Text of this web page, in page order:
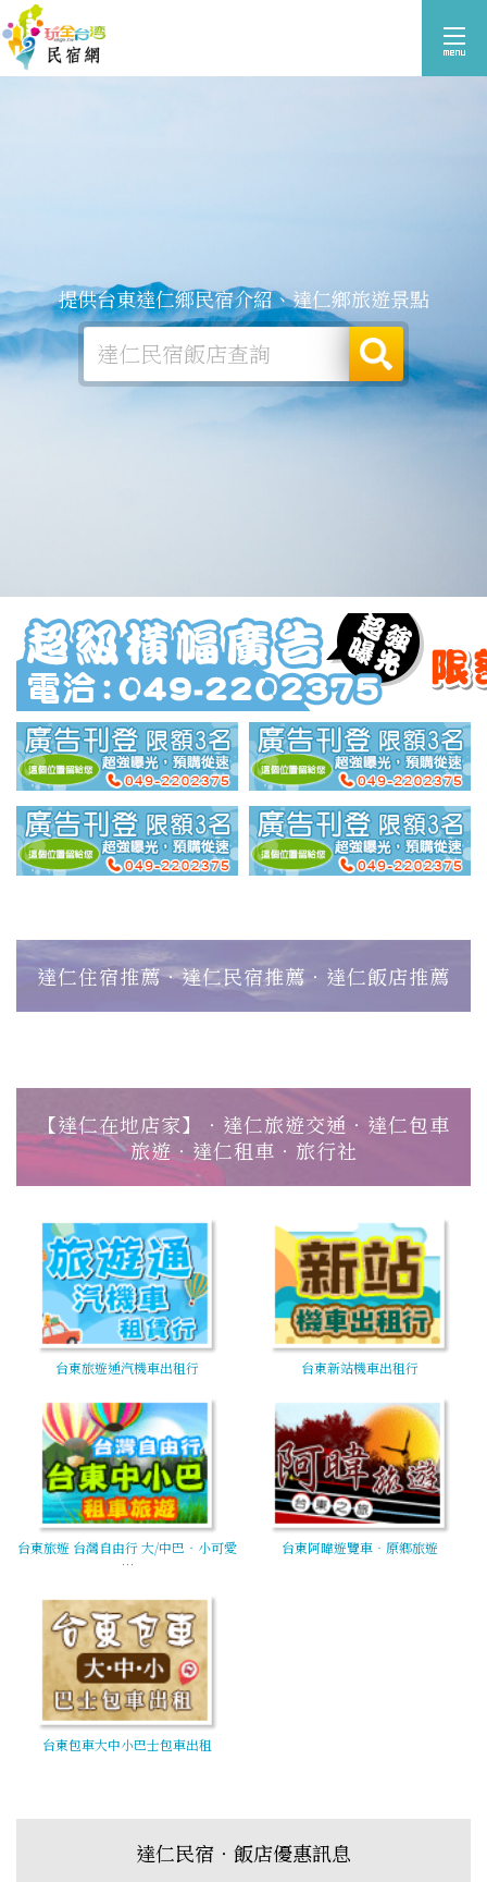
提供台東達仁鄉民宿介紹、達仁鄉旅遊景點
達仁住宿推薦‧達仁民宿推薦‧達仁飯店推薦
【達仁在地店家】‧達仁旅遊交通‧達仁包車
旅遊‧達仁租車‧旅行社
台東旅遊通汽機車出租行 台東新站機車出租行
台東旅遊 台灣自由行 大/中巴‧小可愛
…
台東阿暐遊覽車‧原鄉旅遊
台東包車大中小巴士包車出租
達仁民宿‧飯店優惠訊息